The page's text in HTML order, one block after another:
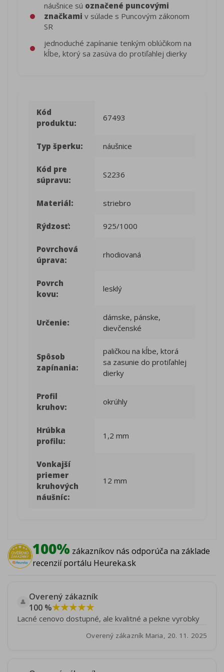
náušnice sú označené puncovými
značkami v súlade s Puncovým zákonom
SR
jednoduché zapínanie tenkým oblúčikom na
kĺbe, ktorý sa zasúva do protiľahlej dierky
Kód
produktu:
67493
Typ šperku: náušnice
Kód pre
súpravu:
S2236
Materiál: striebro
Rýdzosť: 925/1000
Povrchová
úprava:
rhodiovaná
Povrch
kovu:
lesklý
Určenie:
dámske, pánske,
dievčenské
Spôsob
zapínania:
paličkou na kĺbe, ktorá
sa zasunie do protiľahlej
dierky
Profil
kruhov:
okrúhly
Hrúbka
profilu:
1,2 mm
Vonkajší
priemer
kruhových
náušníc:
12 mm
100% zákazníkov nás odporúča na základe
recenzií portálu Heureka.sk
👤 Overený zákazník
100 %★★★★★
Lacné cenovo dostupné, ale kvalitné a pekne vyrobky
Overený zákazník Maria, 20. 11. 2025